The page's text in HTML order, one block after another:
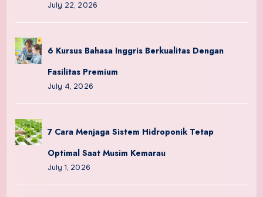
July 22, 2026
6 Kursus Bahasa Inggris Berkualitas Dengan
Fasilitas Premium
July 4, 2026
7 Cara Menjaga Sistem Hidroponik Tetap
Optimal Saat Musim Kemarau
July 1, 2026